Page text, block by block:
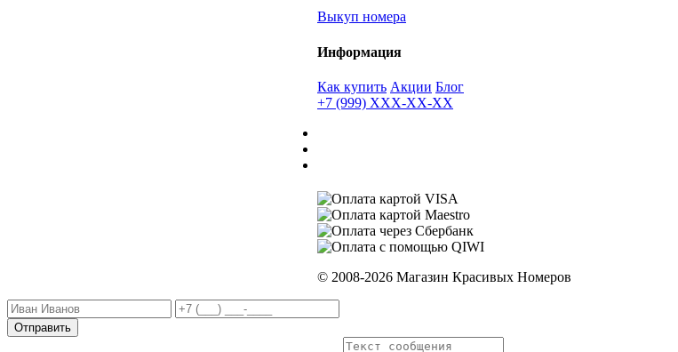
Выкуп номера
Информация
Как купить Акции Блог
+7 (999) XXX-XX-XX
© 2008-2026 Магазин Красивых Номеров
Отправить